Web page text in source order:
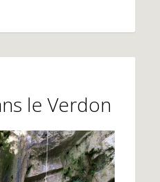
le Verdon